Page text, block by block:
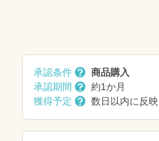
承認条件
商品購入
承認期間
約1か月
獲得予定
数日以内に反映